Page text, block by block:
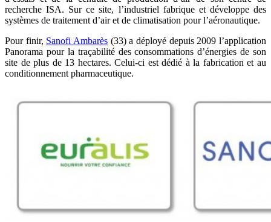
recherche ISA. Sur ce site, l’industriel fabrique et développe des
systèmes de traitement d’air et de climatisation pour l’aéronautique.
Pour finir, Sanofi Ambarès (33) a déployé depuis 2009 l’application
Panorama pour la traçabilité des consommations d’énergies de son
site de plus de 13 hectares. Celui-ci est dédié à la fabrication et au
conditionnement pharmaceutique.